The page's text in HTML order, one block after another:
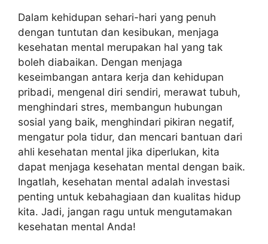
Dalam kehidupan sehari-hari yang penuh
dengan tuntutan dan kesibukan, menjaga
kesehatan mental merupakan hal yang tak
boleh diabaikan. Dengan menjaga
keseimbangan antara kerja dan kehidupan
pribadi, mengenal diri sendiri, merawat tubuh,
menghindari stres, membangun hubungan
sosial yang baik, menghindari pikiran negatif,
mengatur pola tidur, dan mencari bantuan dari
ahli kesehatan mental jika diperlukan, kita
dapat menjaga kesehatan mental dengan baik.
Ingatlah, kesehatan mental adalah investasi
penting untuk kebahagiaan dan kualitas hidup
kita. Jadi, jangan ragu untuk mengutamakan
kesehatan mental Anda!